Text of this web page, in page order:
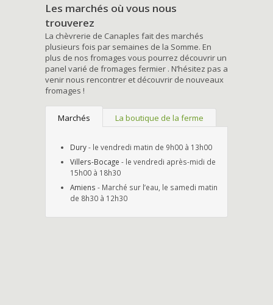
Les marchés où vous nous
trouverez
La chèvrerie de Canaples fait des marchés
plusieurs fois par semaines de la Somme. En
plus de nos fromages vous pourrez découvrir un
panel varié de fromages fermier . N’hésitez pas a
venir nous rencontrer et découvrir de nouveaux
fromages !
Marchés La boutique de la ferme
Dury- le vendredi matin de 9h00 à 13h00
Villers-Bocage - le vendredi après-midi de
15h00 à 18h30
Amiens - Marché sur l’eau, le samedi matin
de 8h30 à 12h30